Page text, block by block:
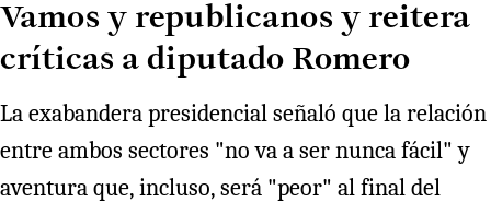
Vamos y republicanos y reitera
críticas a diputado Romero
La exabandera presidencial señaló que la relación
entre ambos sectores "no va a ser nunca fácil" y
aventura que, incluso, será "peor" al final del